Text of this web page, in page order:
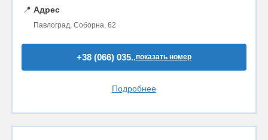
📍 Адрес
Павлоград, Соборна, 62
+38 (066) 035..показать номер
Подробнее